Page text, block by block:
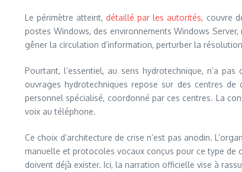
Le périmètre atteint,détaillé par les autorités, couvre
postes Windows, des environnements Windows
gêner la circulation d’information, perturber la
Pourtant, l’essentiel, au sens hydrotechnique, n’a
ouvrages hydrotechniques repose sur des centres
personnel spécialisé, coordonné par ces centres. La
voix au téléphone.
Ce choix d’architecture de crise n’est pas anodin.
manuelle et protocoles vocaux conçus pour ce type de
doivent déjà exister. Ici, la narration officielle vise à